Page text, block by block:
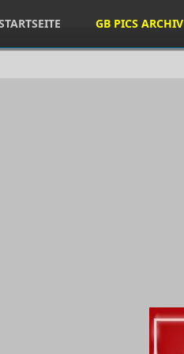
GB PICS ARCHIV